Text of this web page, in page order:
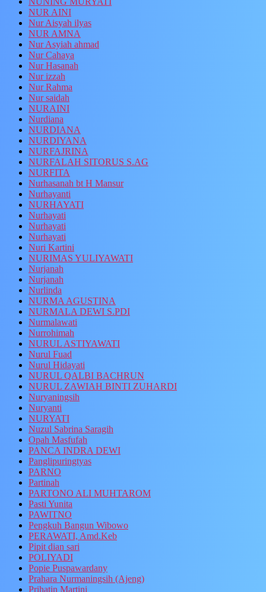
NUR AINI
Nur Aisyah ilyas
NUR AMNA
Nur Asyiah ahmad
Nur Cahaya
Nur Hasanah
Nur izzah
Nur Rahma
Nur saidah
NURAINI
Nurdiana
NURDIANA
NURDIYANA
NURFAJRINA
NURFALAH SITORUS S.AG
NURFITA
Nurhasanah bt H Mansur
Nurhayanti
NURHAYATI
Nurhayati
Nurhayati
Nurhayati
Nuri Kartini
NURIMAS YULIYAWATI
Nurjanah
Nurjanah
Nurlinda
NURMA AGUSTINA
NURMALA DEWI S.PDI
Nurmalawati
Nurrohimah
NURUL ASTIYAWATI
Nurul Fuad
Nurul Hidayati
NURUL QALBI BACHRUN
NURUL ZAWIAH BINTI ZUHARDI
Nuryaningsih
Nuryanti
NURYATI
Nuzul Sabrina Saragih
Opah Masfufah
PANCA INDRA DEWI
Panglipuringtyas
PARNO
Partinah
PARTONO ALI MUHTAROM
Pasti Yunita
PAWITNO
Pengkuh Bangun Wibowo
PERAWATI, Amd.Keb
Pipit dian sari
POLIYADI
Popie Puspawardany
Prahara Nurmaningsih (Ajeng)
Prihatin Martini